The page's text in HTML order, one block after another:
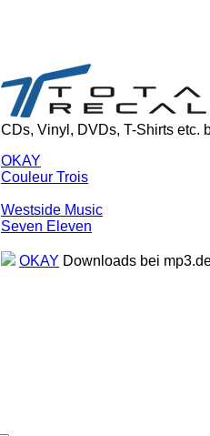
CDs, Vinyl, DVDs, T-Shirts etc.
OKAY
Couleur Trois
Westside Music
Seven Eleven
OKAY Downloads bei